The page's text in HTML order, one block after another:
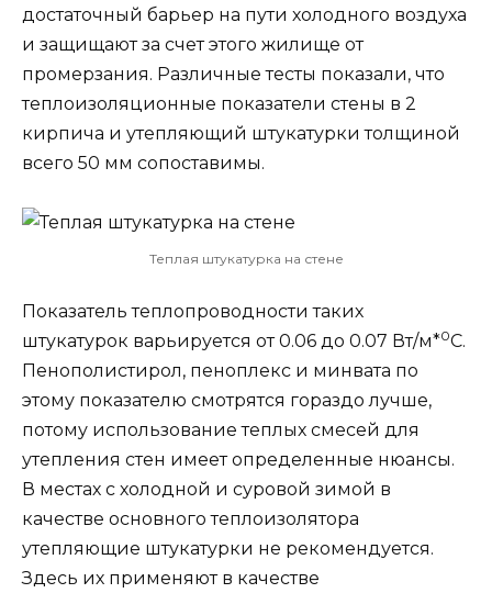
достаточный барьер на пути холодного воздуха
и защищают за счет этого жилище от
промерзания. Различные тесты показали, что
теплоизоляционные показатели стены в 2
кирпича и утепляющий штукатурки толщиной
всего 50 мм сопоставимы.
Теплая штукатурка на стене
Показатель теплопроводности таких
штукатурок варьируется от 0.06 до 0.07 Вт/м*0С.
Пенополистирол, пеноплекс и минвата по
этому показателю смотрятся гораздо лучше,
потому использование теплых смесей для
утепления стен имеет определенные нюансы.
В местах с холодной и суровой зимой в
качестве основного теплоизолятора
утепляющие штукатурки не рекомендуется.
Здесь их применяют в качестве